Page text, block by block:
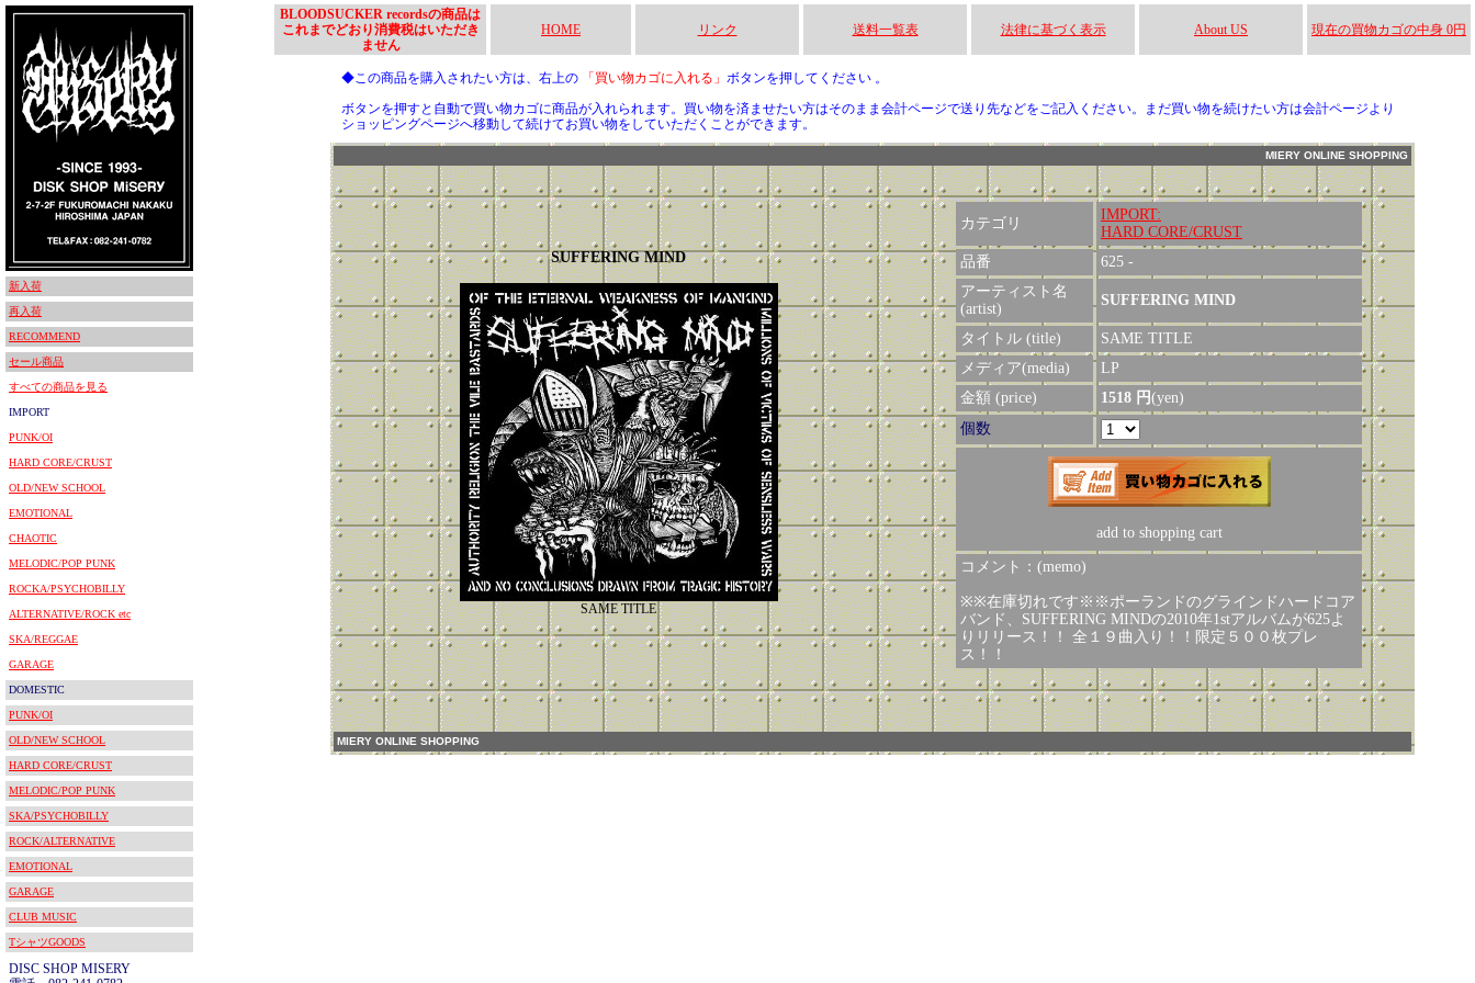
新入荷
再入荷
RECOMMEND
セール商品
すべての商品を見る
IMPORT
PUNK/OI
HARD CORE/CRUST
OLD/NEW SCHOOL
EMOTIONAL
CHAOTIC
MELODIC/POP PUNK
ROCKA/PSYCHOBILLY
ALTERNATIVE/ROCK etc
SKA/REGGAE
GARAGE
DOMESTIC
PUNK/OI
OLD/NEW SCHOOL
HARD CORE/CRUST
MELODIC/POP PUNK
SKA/PSYCHOBILLY
ROCK/ALTERNATIVE
EMOTIONAL
GARAGE
CLUB MUSIC
TシャツGOODS
DISC SHOP MISERY
BLOODSUCKER recordsの商品は
これまでどおり消費税はいただき
ません
HOME リンク 送料一覧表 法律に基づく表示 About US 現在の買物カゴの中身 0円
◆この商品を購入されたい方は、右上の 「買い物カゴに入れる」 ボタンを押してください 。
ボタンを押すと自動で買い物カゴに商品が入れられます。買い物を済ませたい方はそのまま会計ページで送り先などをご記入ください。まだ買い物を続けたい方は会計ページより
ショッピングページへ移動して続けてお買い物をしていただくことができます。
MIERY ONLINE SHOPPING
SUFFERING MIND
SAME TITLE
カテゴリ
IMPORT:
HARD CORE/CRUST
品番
625 -
アーティスト名
(artist)
SUFFERING MIND
タイトル (title)
SAME TITLE
メディア(media)
LP
金額 (price)
1518 円(yen)
個数
add to shopping cart
コメント：(memo)
※※在庫切れです※※ポーランドのグラインドハードコア
バンド、SUFFERING MINDの2010年1stアルバムが625よ
りリリース！！ 全１９曲入り！！限定５００枚プレ
ス！！
MIERY ONLINE SHOPPING